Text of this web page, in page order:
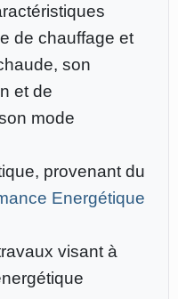
de chauffage et
son
et de
mode
provenant du
Energétique
visant à